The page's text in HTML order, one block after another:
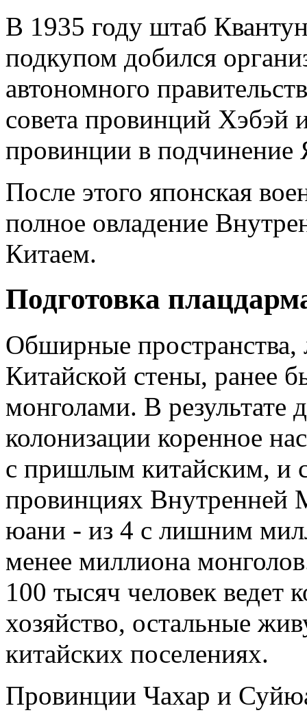
В 1935 году штаб
подкупом добился
автономного
совета провинций Хэбэй
провинции в подчинение
После этого японская
полное овладение
Китаем.
Подготовка
Обширные пространства,
Китайской стены, ранее
монголами. В результате
колонизации коренное
с пришлым китайским, и
провинциях Внутренней
юани - из 4 с лишним
менее миллиона
100 тысяч человек ведет
хозяйство, остальные
китайских поселениях.
Провинции Чахар и